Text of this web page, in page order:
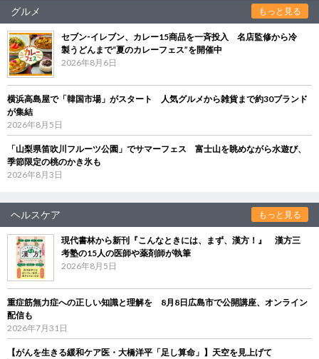
グルメ もっと見る
セブン‐イレブン、カレー15商品を一斉投入 名店監修から冷
製うどんまで“夏のカレーフェス”を開催中
2026年8月6日
横浜高島屋で「韓国市場」がスタート 人気グルメから雑貨まで約30ブランド
が集結
2026年8月5日
「山梨県笛吹川フルーツ公園」でサマーフェス 富士山を眺めながら水遊び、
季節限定の桃のかき氷も
2026年8月3日
ヘルスケア もっと見る
現代書林から新刊『こんなときには、まず、漢方！』 漢方三
考塾の15人の医師や薬剤師が執筆
2026年8月5日
重症筋無力症への正しい知識と理解を 8月8日広島市で公開講座、オンライン
配信も
2026年7月31日
【がんを生きる緩和ケア医・大橋洋平「足し算命」】天空を見上げて